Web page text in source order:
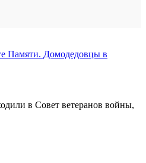
Памяти. Домодедовцы в
в Совет ветеранов войны,